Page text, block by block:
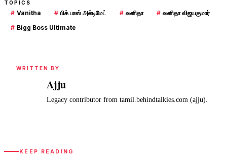
TOPICS
# Vanitha # பிக் பாஸ் அல்டிமேட் # வனிதா # வனிதா விஜயகுமார்
# Bigg Boss Ultimate
WRITTEN BY
Ajju
Legacy contributor from tamil.behindtalkies.com (ajju).
KEEP READING